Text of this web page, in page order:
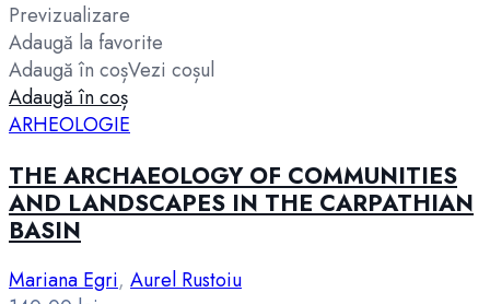
Previzualizare
Adaugă la favorite
Adaugă în coșVezi coșul
Adaugă în coș
ARHEOLOGIE
THE ARCHAEOLOGY OF COMMUNITIES
AND LANDSCAPES IN THE CARPATHIAN
BASIN
Mariana Egri, Aurel Rustoiu